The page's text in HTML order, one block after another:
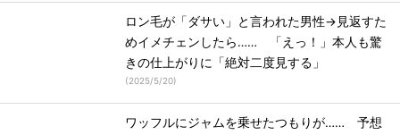
ロン毛が「ダサい」と言われた男性→見返すた
めイメチェンしたら…… 「えっ！」本人も驚
きの仕上がりに「絶対二度見する」
(2025/5/20)
ワッフルにジャムを乗せたつもりが…… 予想